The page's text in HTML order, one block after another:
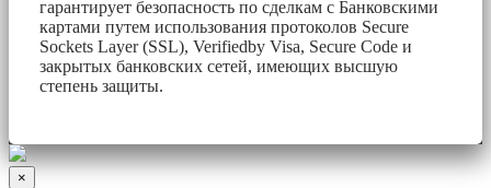
гарантирует безопасность по сделкам с Банковскими
картами путем использования протоколов Secure
Sockets Layer (SSL), Verifiedby Visa, Secure Code и
закрытых банковских сетей, имеющих высшую
степень защиты.
×